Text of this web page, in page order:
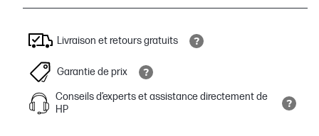
Livraison et retours gratuits
Garantie de prix
Conseils d’experts et assistance directement de
HP